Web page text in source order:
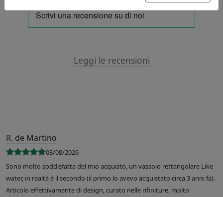
Leggi le recensioni
R. de Martino
03/08/2026
Sono molto soddisfatta del mio acquisto, un vassoio rettangolare Like
water, in realtà è il secondo (il primo lo avevo acquistato circa 3 anni fa).
Articolo effettivamente di design, curato nelle rifiniture, molto